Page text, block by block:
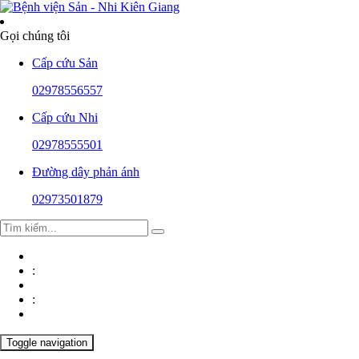
Gọi chúng tôi
Cấp cứu Sản
02978556557
Cấp cứu Nhi
02978555501
Đường dây phản ánh
02973501879
:
:
Toggle navigation
&